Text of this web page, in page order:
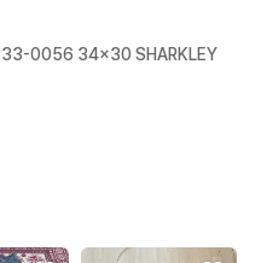
리바이스 28833-0056 34x30 SHARKLEY